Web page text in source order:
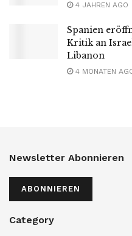
4 JAHREN AGO
Spanien
Kritik an
Libanon
4 MONATEN
Newsletter Abonnieren
ABONNIEREN
Category